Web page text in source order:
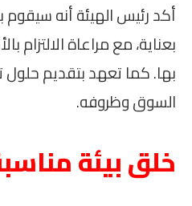
أكد رئيس الهيئة أنه
بعناية، مع مراعاة الالتزام
بها. كما تعهد بتقديم حلول
السوق وظروفه.
خلق بيئة